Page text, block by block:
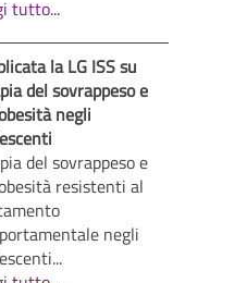
tutto...
la LG ISS su
del sovrappeso e
negli
del sovrappeso e
resistenti al
negli